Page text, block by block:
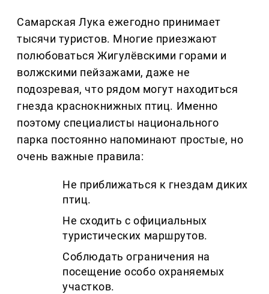
Самарская Лука ежегодно принимает
тысячи туристов. Многие приезжают
полюбоваться Жигулёвскими горами и
волжскими пейзажами, даже не
подозревая, что рядом могут находиться
гнезда краснокнижных птиц. Именно
поэтому специалисты национального
парка постоянно напоминают простые, но
очень важные правила:
Не приближаться к гнездам диких
птиц.
Не сходить с официальных
туристических маршрутов.
Соблюдать ограничения на
посещение особо охраняемых
участков.